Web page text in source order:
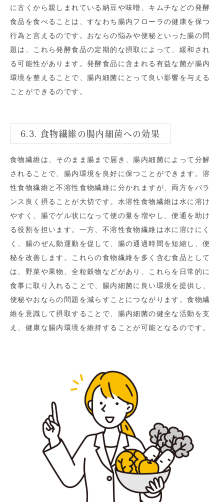
に古くから親しまれている納豆や味噌、キムチなどの発酵
食品を食べることは、すなわち腸内フローラの健康を保つ
行為と言えるのです。おならの悩みや便秘といった腸の問
題は、これら発酵食品の定期的な摂取によって、緩和され
る可能性があります。発酵食品に含まれる有益な菌が腸内
環境を整えることで、腸内細菌にとって良い影響を与える
ことができるのです。
6.3. 食物繊維の腸内細菌への効果
食物繊維は、そのまま腸まで届き、腸内細菌によって分解
されることで、腸内環境を良好に保つことができます。溶
性食物繊維と不溶性食物繊維に分かれますが、両方をバラ
ンス良く摂ることが大切です。水溶性食物繊維は水に溶け
やすく、腸でゲル状になって便の量を増やし、便通を助け
る役割を担います。一方、不溶性食物繊維は水に溶けにく
く、腸のぜん動運動を促して、腸の通過時間を短縮し、便
秘を改善します。これらの食物繊維を多く含む食品として
は、野菜や果物、全粒穀物などがあり、これらを日常的に
食事に取り入れることで、腸内細菌に良い環境を提供し、
便秘やおならの問題を減らすことにつながります。食物繊
維を意識して摂取することで、腸内細菌の健全な活動を支
え、健康な腸内環境を維持することが可能となるのです。